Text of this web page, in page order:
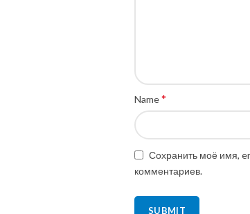
Name*
Сохранить моё имя,
комментариев.